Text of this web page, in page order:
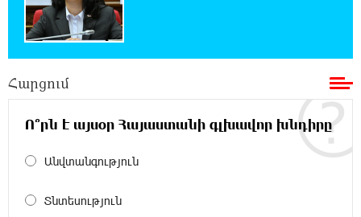
19:37:10 8-08-2026
Փաշինյանն ու Թրամփը հեռախոսազրույց
են ունեցել
Չհանե´ս խաչդ, Հայաստան աշխարհ․ Ուժեղ
Հայաստան
19:18:03 8-08-2026
Էթնա հրաբխի ժայթքման պատճառով
Հարցում
Ո՞րն է այսօր Հայաստանի գլխավոր խնդիրը
Անվտանգություն
Տնտեսություն